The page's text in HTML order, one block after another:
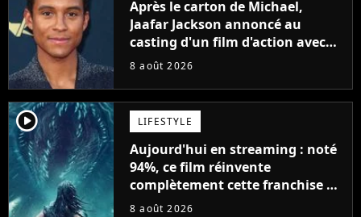
Après le carton de Michael,
Jaafar Jackson annoncé au
casting d'un film d'action avec
Will Smith
8 août 2026
player2 LIFESTYLE
Aujourd'hui en streaming : noté
94%, ce film réinvente
complètement cette franchise de
science-fiction vieille de 40 ans
8 août 2026